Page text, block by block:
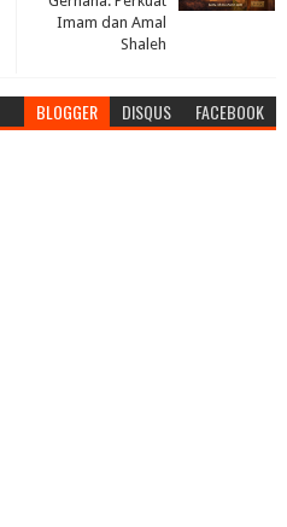
Imam dan Amal
Shaleh
BLOGGER DISQUS FACEBOOK